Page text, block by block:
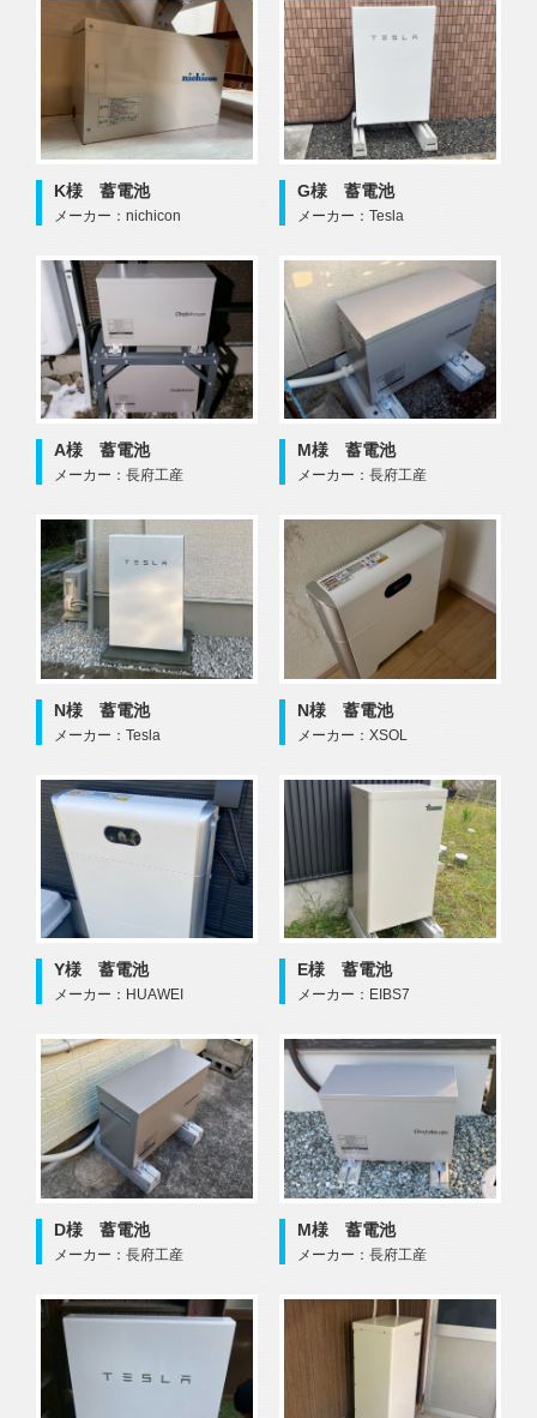
K様 蓄電池
メーカー：nichicon
G様 蓄電池
メーカー：Tesla
A様 蓄電池
メーカー：長府工産
M様 蓄電池
メーカー：長府工産
N様 蓄電池
メーカー：Tesla
N様 蓄電池
メーカー：XSOL
Y様 蓄電池
メーカー：HUAWEI
E様 蓄電池
メーカー：EIBS7
D様 蓄電池
メーカー：長府工産
M様 蓄電池
メーカー：長府工産